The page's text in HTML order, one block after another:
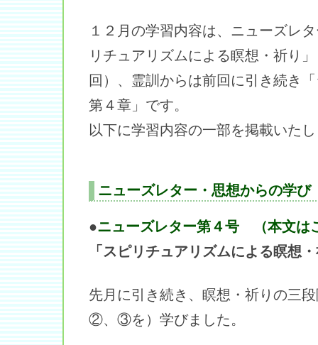
１２月の学習内容は、ニューズレ
リチュアリズムによる瞑想・祈り
回）、霊訓からは前回に引き続き
第４章」です。
以下に学習内容の一部を掲載いた
ニューズレター・思想からの学び
●ニューズレター第４号 （本文は
「スピリチュアリズムによる瞑想
先月に引き続き、瞑想・祈りの三
②、③を）学びました。